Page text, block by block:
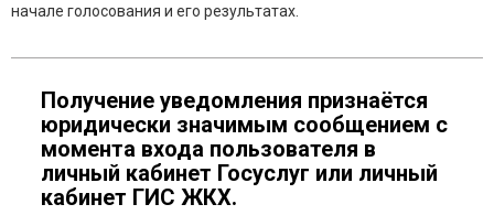
начале голосования и его результатах.
Получение уведомления признаётся
юридически значимым сообщением с
момента входа пользователя в
личный кабинет Госуслуг или личный
кабинет ГИС ЖКХ.